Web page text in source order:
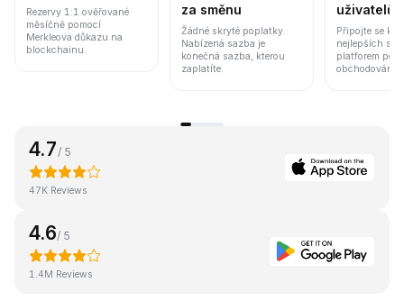
Rezervy 1:1 ověřované
měsíčně pomocí
Merkleova důkazu na
blockchainu.
za směnu
Žádné skryté poplatky.
Nabízená sazba je
konečná sazba, kterou
zaplatíte.
uživatelů
Připojte se k
nejlepších
platforem
obchodování
4.7 / 5
47K Reviews
4.6/ 5
1.4M Reviews